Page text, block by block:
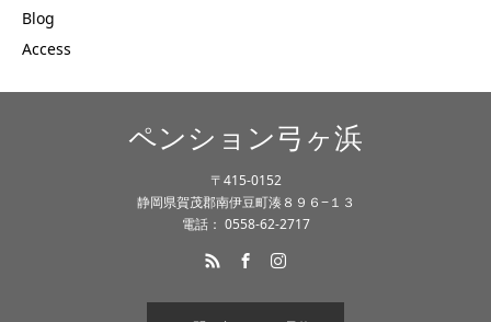
Blog
Access
ペンション弓ヶ浜
〒415-0152
静岡県賀茂郡南伊豆町湊８９６−１３
電話： 0558-62-2717